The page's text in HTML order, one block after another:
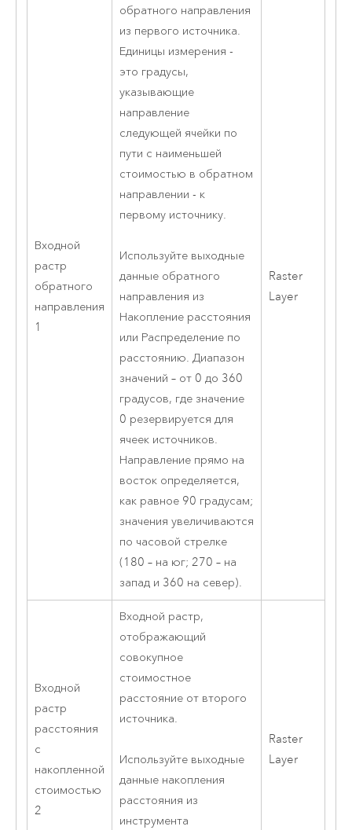
Входной
растр
обратного
направления
1
обратного направления
из первого источника.
Единицы измерения -
это градусы,
указывающие
направление
следующей ячейки по
пути с наименьшей
стоимостью в обратном
направлении - к
первому источнику.
Используйте выходные
данные обратного
направления из
Накопление расстояния
или Распределение по
расстоянию. Диапазон
значений – от 0 до 360
градусов, где значение
0 резервируется для
ячеек источников.
Направление прямо на
восток определяется,
как равное 90 градусам;
значения увеличиваются
по часовой стрелке
(180 – на юг; 270 – на
запад и 360 на север).
Raster
Layer
Входной
растр
расстояния
с
накопленной
стоимостью
2
Входной растр,
отображающий
совокупное
стоимостное
расстояние от второго
источника.
Используйте выходные
данные накопления
расстояния из
инструмента
Raster
Layer